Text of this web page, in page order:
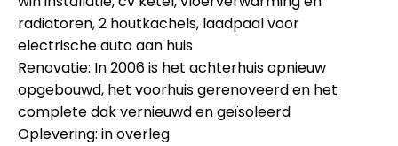
radiatoren, 2 houtkachels, laadpaal voor
electrische auto aan huis
Renovatie: In 2006 is het achterhuis opnieuw
opgebouwd, het voorhuis gerenoveerd en het
complete dak vernieuwd en geïsoleerd
Oplevering: in overleg